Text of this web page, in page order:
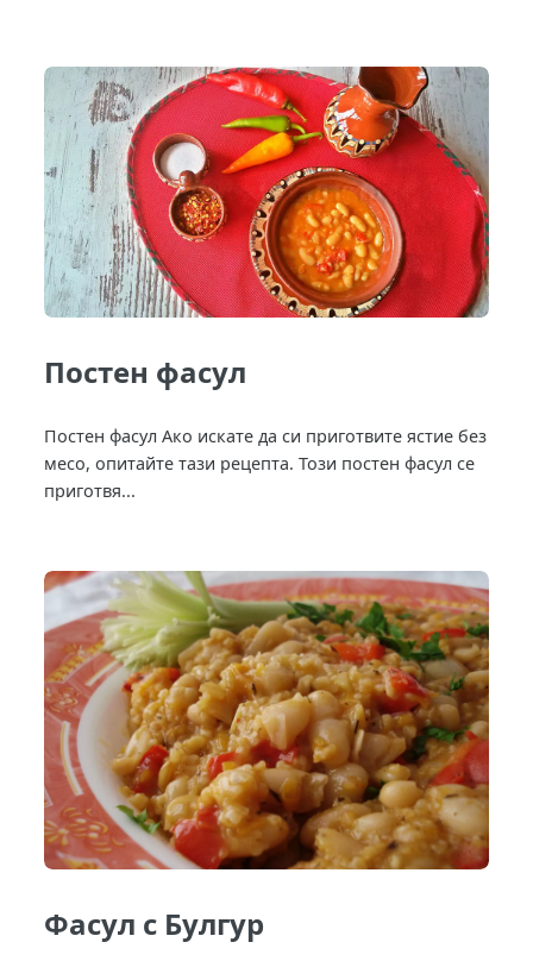
Постен фасул
Постен фасул Ако искате да си приготвите ястие без
месо, опитайте тази рецепта. Този постен фасул се
приготвя...
Фасул с Булгур